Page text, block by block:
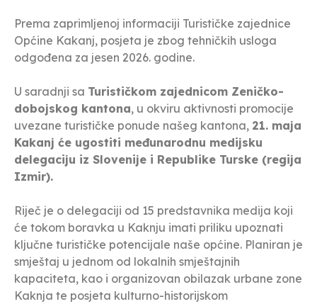
Prema zaprimljenoj informaciji Turističke zajednice
Općine Kakanj, posjeta je zbog tehničkih usloga
odgođena za jesen 2026. godine.
U saradnji sa Turističkom zajednicom Zeničko-
dobojskog kantona, u okviru aktivnosti promocije
uvezane turističke ponude našeg kantona, 21. maja
Kakanj će ugostiti međunarodnu medijsku
delegaciju iz Slovenije i Republike Turske (regija
Izmir).
Riječ je o delegaciji od 15 predstavnika medija koji
će tokom boravka u Kaknju imati priliku upoznati
ključne turističke potencijale naše općine. Planiran je
smještaj u jednom od lokalnih smještajnih
kapaciteta, kao i organizovan obilazak urbane zone
Kaknja te posjeta kulturno-historijskom